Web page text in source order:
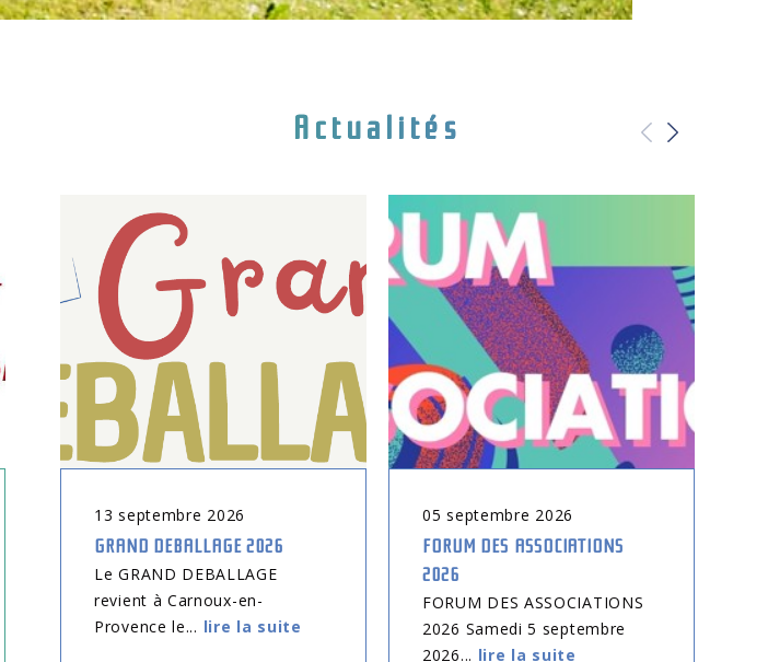
Actualités
13 septembre 2026
GRAND DEBALLAGE 2026
Le GRAND DEBALLAGE
revient à Carnoux-en-
Provence le... lire la suite
05 septembre 2026
FORUM DES ASSOCIATIONS
2026
FORUM DES ASSOCIATIONS
2026 Samedi 5 septembre
2026... lire la suite